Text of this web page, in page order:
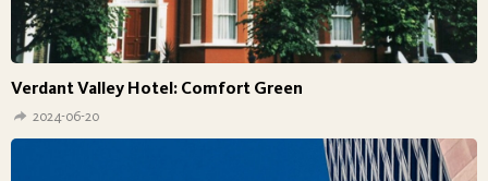
Verdant Valley Hotel: Comfort Green
2024-06-20